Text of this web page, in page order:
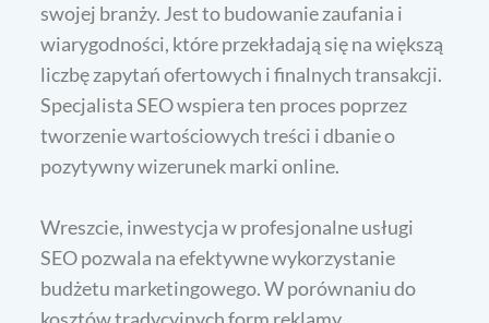
swojej branży. Jest to budowanie zaufania i
wiarygodności, które przekładają się na większą
liczbę zapytań ofertowych i finalnych transakcji.
Specjalista SEO wspiera ten proces poprzez
tworzenie wartościowych treści i dbanie o
pozytywny wizerunek marki online.
Wreszcie, inwestycja w profesjonalne usługi
SEO pozwala na efektywne wykorzystanie
budżetu marketingowego. W porównaniu do